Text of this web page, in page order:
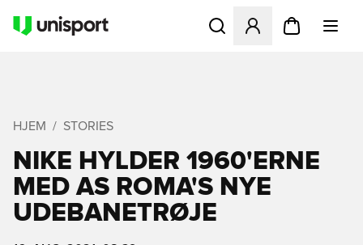
Åbner en Modal til at
HJEM STORIES
NIKE HYLDER 1960'ERNE
MED AS ROMA'S NYE
UDEBANETRØJE